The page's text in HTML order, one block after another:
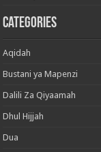
Categories
Aqidah
Bustani ya Mapenzi
Dalili Za Qiyaamah
Dhul Hijjah
Dua